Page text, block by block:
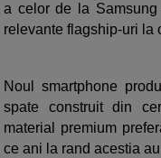
a celor de la
relevante flagship-uri la
Noul smartphone
spate construit din
material premium
ce ani la rand acestia